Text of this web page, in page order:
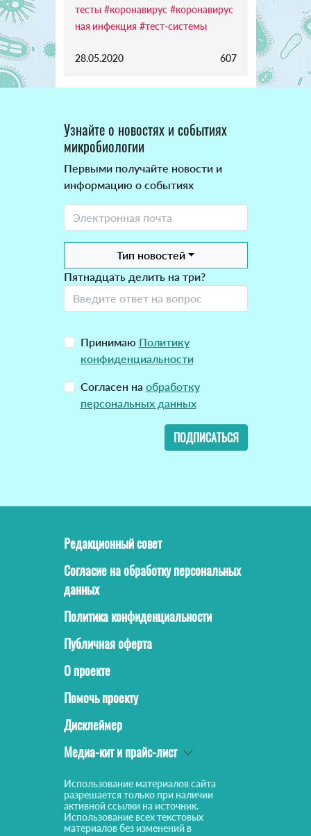
тесты #коронавирус #коронавирус
ная инфекция #тест-системы
28.05.2020 607
Узнайте о новостях и событиях
микробиологии
Первыми получайте новости и
информацию о событиях
Тип новостей
Пятнадцать делить на три?
Принимаю Политику
конфиденциальности
Согласен на обработку
персональных данных
ПОДПИСАТЬСЯ
Редакционный совет
Согласие на обработку персональных
данных
Политика конфиденциальности
Публичная оферта
О проекте
Помочь проекту
Дисклеймер
Медиа-кит и прайс-лист
Использование материалов сайта
разрешается только при наличии
активной ссылки на источник.
Использование всех текстовых
материалов без изменений в